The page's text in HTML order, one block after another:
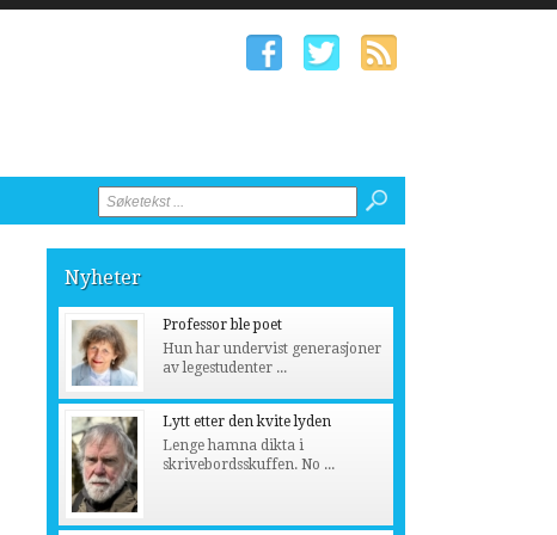
Nyheter
Professor ble poet
Hun har undervist generasjoner
av legestudenter ...
Lytt etter den kvite lyden
Lenge hamna dikta i
skrivebordsskuffen. No ...